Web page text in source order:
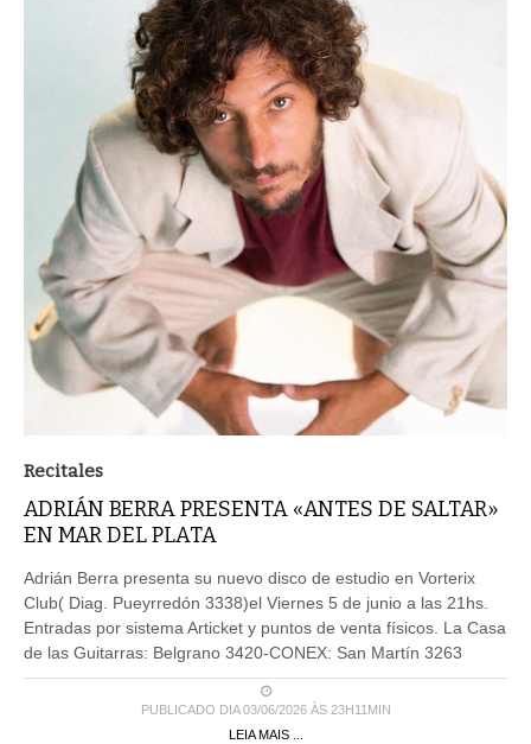
Recitales
ADRIÁN BERRA PRESENTA «ANTES DE SALTAR»
EN MAR DEL PLATA
Adrián Berra presenta su nuevo disco de estudio en Vorterix
Club( Diag. Pueyrredón 3338)el Viernes 5 de junio a las 21hs.
Entradas por sistema Articket y puntos de venta físicos. La Casa
de las Guitarras: Belgrano 3420-CONEX: San Martín 3263
PUBLICADO DIA 03/06/2026 ÀS 23H11MIN
LEIA MAIS ...